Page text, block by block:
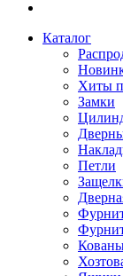
Каталог
Хиты
Замки
Петли